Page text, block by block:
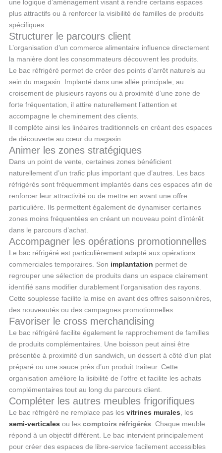
une logique d’aménagement visant à rendre certains espaces
plus attractifs ou à renforcer la visibilité de familles de produits
spécifiques.
Structurer le parcours client
L’organisation d’un commerce alimentaire influence directement
la manière dont les consommateurs découvrent les produits.
Le bac réfrigéré permet de créer des points d’arrêt naturels au
sein du magasin. Implanté dans une allée principale, au
croisement de plusieurs rayons ou à proximité d’une zone de
forte fréquentation, il attire naturellement l’attention et
accompagne le cheminement des clients.
Il complète ainsi les linéaires traditionnels en créant des espaces
de découverte au cœur du magasin.
Animer les zones stratégiques
Dans un point de vente, certaines zones bénéficient
naturellement d’un trafic plus important que d’autres. Les bacs
réfrigérés sont fréquemment implantés dans ces espaces afin de
renforcer leur attractivité ou de mettre en avant une offre
particulière. Ils permettent également de dynamiser certaines
zones moins fréquentées en créant un nouveau point d’intérêt
dans le parcours d’achat.
Accompagner les opérations promotionnelles
Le bac réfrigéré est particulièrement adapté aux opérations
commerciales temporaires. Son implantation permet de
regrouper une sélection de produits dans un espace clairement
identifié sans modifier durablement l’organisation des rayons.
Cette souplesse facilite la mise en avant des offres saisonnières,
des nouveautés ou des campagnes promotionnelles.
Favoriser le cross merchandising
Le bac réfrigéré facilite également le rapprochement de familles
de produits complémentaires. Une boisson peut ainsi être
présentée à proximité d’un sandwich, un dessert à côté d’un plat
préparé ou une sauce près d’un produit traiteur. Cette
organisation améliore la lisibilité de l’offre et facilite les achats
complémentaires tout au long du parcours client.
Compléter les autres meubles frigorifiques
Le bac réfrigéré ne remplace pas les vitrines murales , les
semi-verticales ou les comptoirs réfrigérés . Chaque meuble
répond à un objectif différent. Le bac intervient principalement
pour créer des espaces de libre-service facilement accessibles